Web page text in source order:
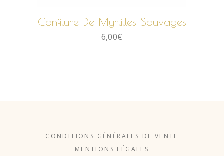
Confiture De Myrtilles Sauvages
6,00€
CONDITIONS GÉNÉRALES DE VENTE
MENTIONS LÉGALES